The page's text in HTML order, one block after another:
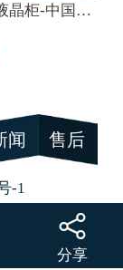
27寸透明液晶柜-中国流动科技馆
闻 售后
-1

分享